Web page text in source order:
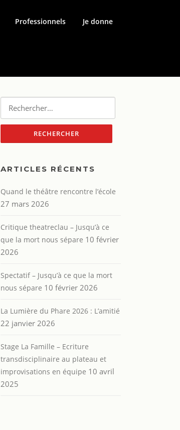
Professionnels Je donne
Rechercher :
ARTICLES RÉCENTS
Quand le théâtre rencontre l’école
27 mars 2026
Critique theatreclau – Jusqu’à ce
que la mort nous sépare 10 février
2026
Spectatif – Jusqu’à ce que la mort
nous sépare 10 février 2026
La Lumière du Phare 2026 : L’amitié
22 janvier 2026
Stage La Famille – Ecriture
transdisciplinaire au plateau et
improvisations en équipe 10 avril
2025